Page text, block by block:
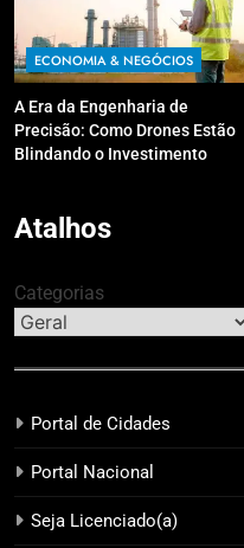
ECONOMIA & NEGÓCIOS
A Era da Engenharia de
Precisão: Como Drones Estão
Blindando o Investimento
Atalhos
Categorias
Portal de Cidades
Portal Nacional
Seja Licenciado(a)